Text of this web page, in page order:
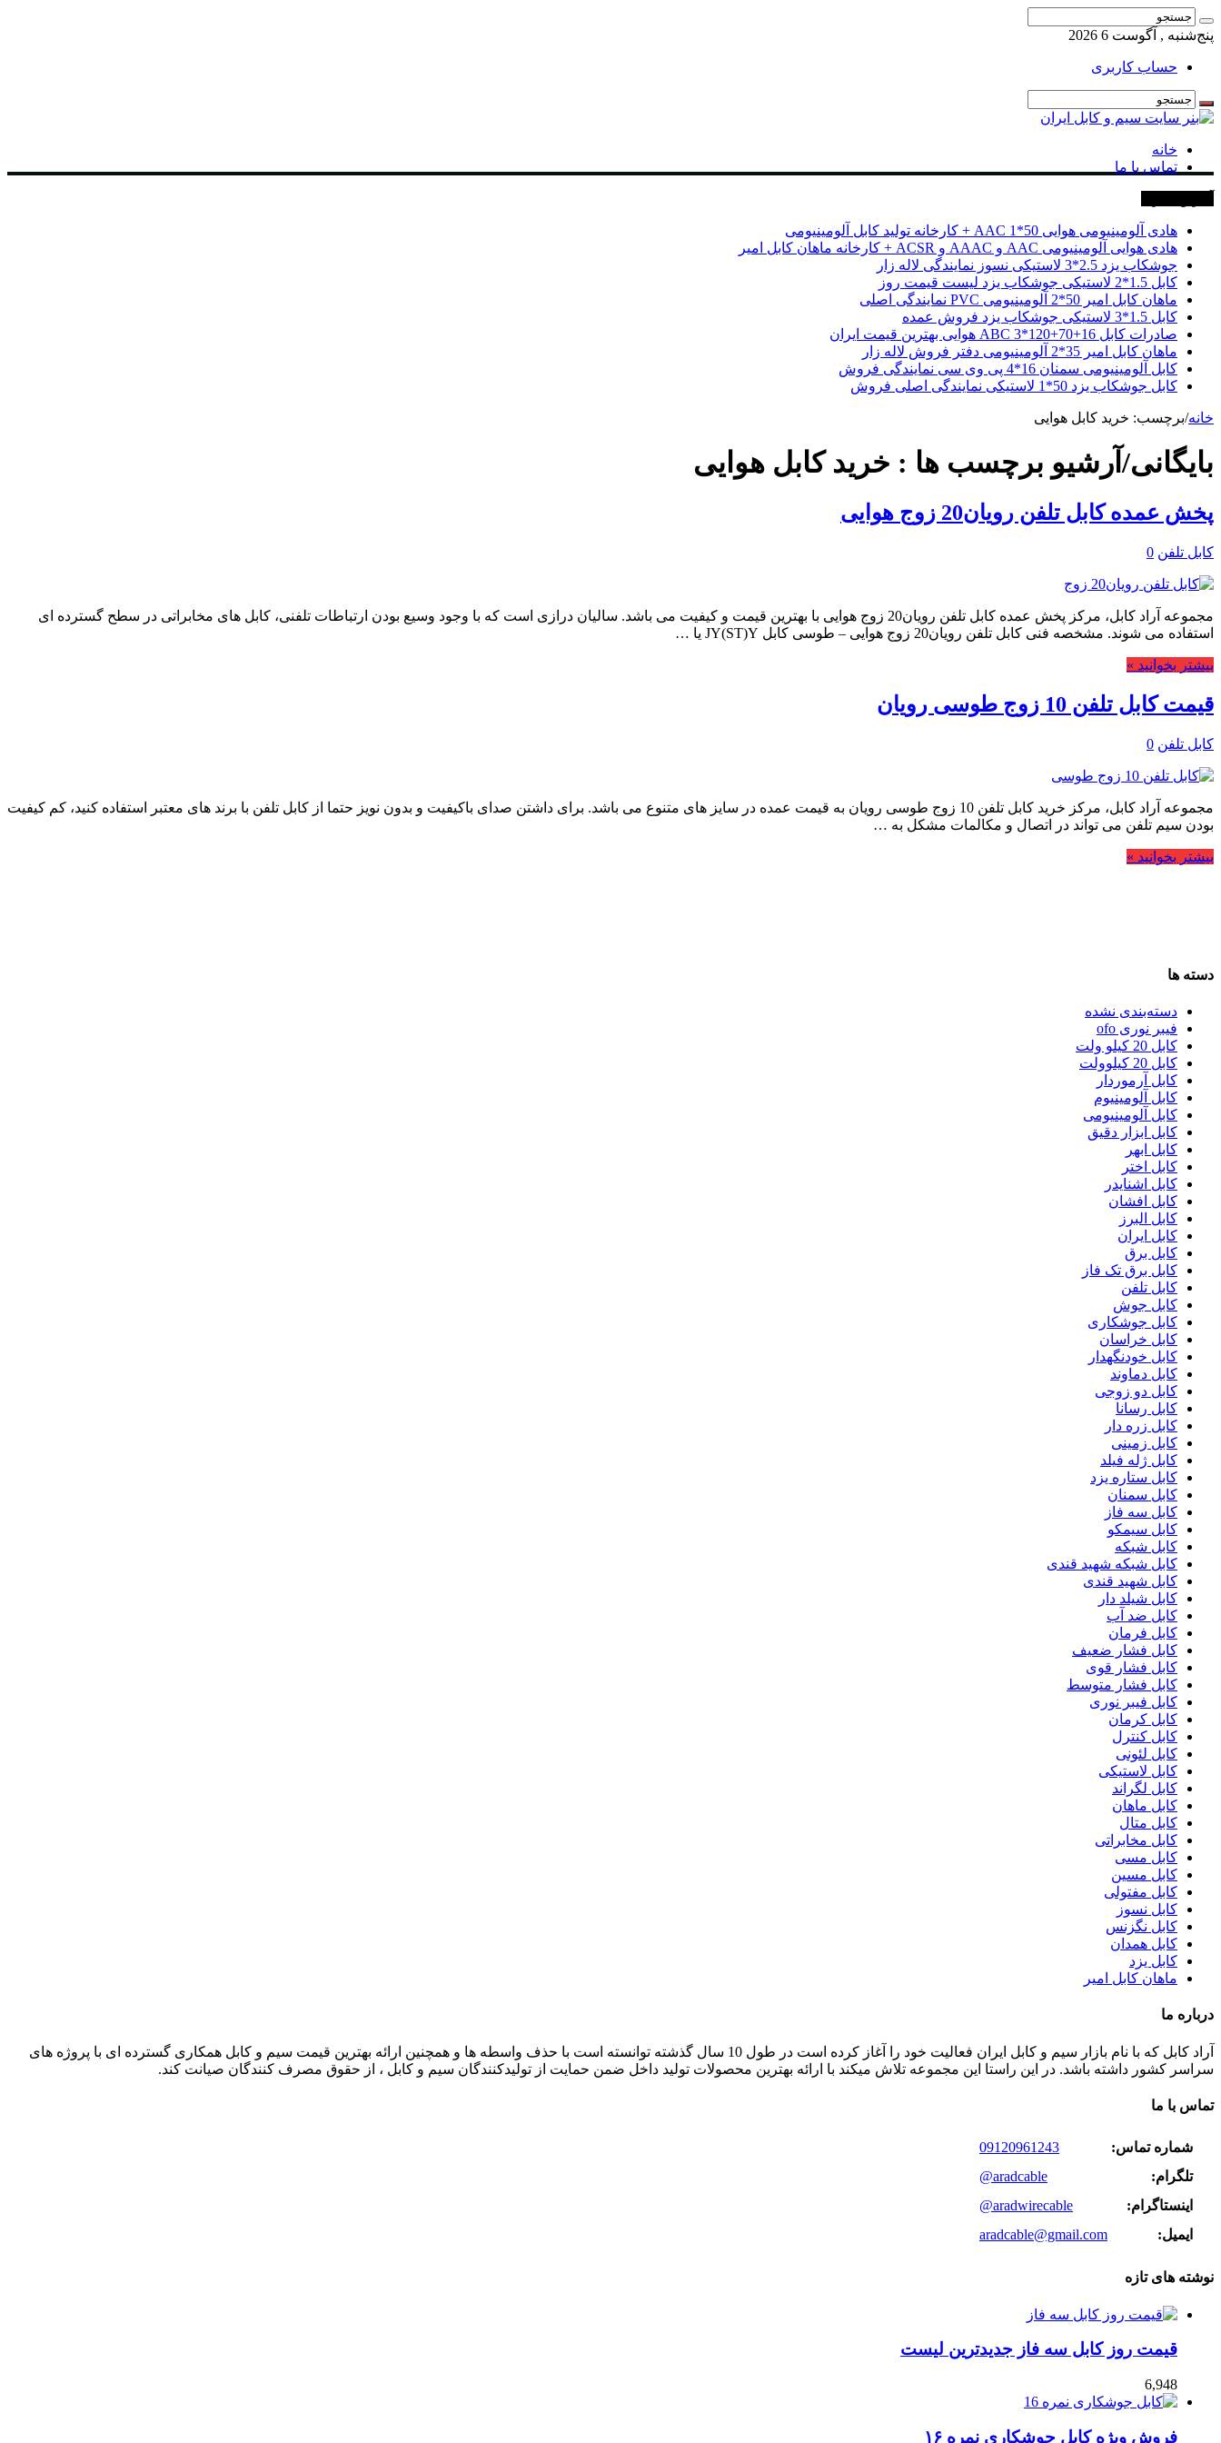
پنج‌شنبه , آگوست 6 2026
حساب کاربری
خانه
تماس با ما
هادی آلومینیومی هوایی 50*1 AAC + کارخانه تولید کابل آلومینیومی
هادی هوایی آلومینیومی AAC و AAAC و ACSR + کارخانه ماهان کابل امیر
جوشکاب یزد 2.5*3 لاستیکی نسوز نمایندگی لاله زار
کابل 1.5*2 لاستیکی جوشکاب یزد لیست قیمت روز
ماهان کابل امیر 50*2 آلومینیومی PVC نمایندگی اصلی
کابل 1.5*3 لاستیکی جوشکاب یزد فروش عمده
صادرات کابل 16+70+120*3 ABC هوایی بهترین قیمت ایران
ماهان کابل امیر 35*2 آلومینیومی دفتر فروش لاله زار
کابل آلومینیومی سمنان 16*4 پی وی سی نمایندگی فروش
کابل جوشکاب یزد 50*1 لاستیکی نمایندگی اصلی فروش
خانه/برچسب: خرید کابل هوایی
بایگانی/آرشیو برچسب ها : خرید کابل هوایی
پخش عمده کابل تلفن رویان20 زوج هوایی
کابل تلفن 0
مجموعه آراد کابل، مرکز پخش عمده کابل تلفن رویان20 زوج هوایی با بهترین قیمت و کیفیت می باشد. سالیان درازی است که با وجود وسیع بودن ارتباطات تلفنی، کابل های مخابراتی در سطح گسترده ای
استفاده می شوند. مشخصه فنی کابل تلفن رویان20 زوج هوایی – طوسی کابل JY(ST)Y یا …
بیشتر بخوانید »
قیمت کابل تلفن 10 زوج طوسی رویان
کابل تلفن 0
مجموعه آراد کابل، مرکز خرید کابل تلفن 10 زوج طوسی رویان به قیمت عمده در سایز های متنوع می باشد. برای داشتن صدای باکیفیت و بدون نویز حتما از کابل تلفن با برند های معتبر استفاده کنید، کم کیفیت
بودن سیم تلفن می تواند در اتصال و مکالمات مشکل به …
بیشتر بخوانید »
دسته ها
دسته‌بندی نشده
فیبر نوری ofo
کابل 20 کیلو ولت
کابل 20 کیلوولت
کابل آرموردار
کابل آلومینیوم
کابل آلومینیومی
کابل ابزار دقیق
کابل ابهر
کابل اختر
کابل اشنایدر
کابل افشان
کابل البرز
کابل ایران
کابل برق
کابل برق تک فاز
کابل تلفن
کابل جوش
کابل جوشکاری
کابل خراسان
کابل خودنگهدار
کابل دماوند
کابل دو زوجی
کابل رسانا
کابل زره دار
کابل زمینی
کابل ژله فیلد
کابل ستاره یزد
کابل سمنان
کابل سه فاز
کابل سیمکو
کابل شبکه
کابل شبکه شهید قندی
کابل شهید قندی
کابل شیلد دار
کابل ضد آب
کابل فرمان
کابل فشار ضعیف
کابل فشار قوی
کابل فشار متوسط
کابل فیبر نوری
کابل کرمان
کابل کنترل
کابل لئونی
کابل لاستیکی
کابل لگراند
کابل ماهان
کابل متال
کابل مخابراتی
کابل مسی
کابل مسین
کابل مفتولی
کابل نسوز
کابل نگزنس
کابل همدان
کابل یزد
ماهان کابل امیر
درباره ما
آراد کابل که با نام بازار سیم و کابل ایران فعالیت خود را آغاز کرده است در طول 10 سال گذشته توانسته است با حذف واسطه ها و همچنین ارائه بهترین قیمت سیم و کابل همکاری گسترده ای با پروژه های
سراسر کشور داشته باشد. در این راستا این مجموعه تلاش میکند با ارائه بهترین محصولات تولید داخل ضمن حمایت از تولیدکنندگان سیم و کابل ، از حقوق مصرف کنندگان صیانت کند.
تماس با ما
شماره تماس:
09120961243
تلگرام:
@aradcable
اینستاگرام:
@aradwirecable
ایمیل:
aradcable@gmail.com
نوشته های تازه
قیمت روز کابل سه فاز جدیدترین لیست
6,948
فروش ویژه کابل جوشکاری نمره ۱۶